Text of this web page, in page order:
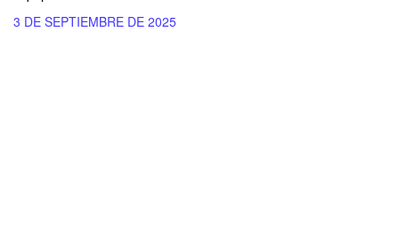
3 DE SEPTIEMBRE DE 2025